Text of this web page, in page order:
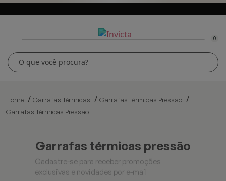
0
Home Garrafas Térmicas
Garrafas Térmicas Pressão
Garrafas Térmicas Pressão
garrafas térmicas pressão
Cadastre-se para receber promoções
exclusivas e novidades por e-mail